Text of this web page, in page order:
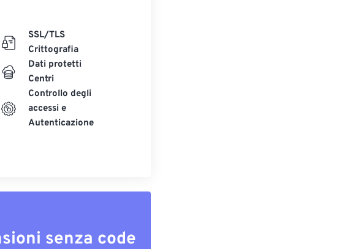
SSL/TLS
Crittografia
Dati protetti
Centri
Controllo degli
accessi e
Autenticazione
senza code